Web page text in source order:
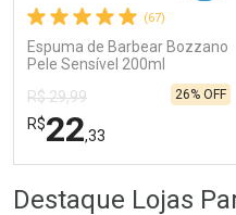
Comprar sem Desconto
Por R$ 29,30/cada
Comprar sem Desconto
Por R$ 29,30/cada
(67)
Espuma de Barbear Bozzano
Pele Sensível 200ml
R$ 29,99
R$22,33
26% OFF
Destaque Lojas